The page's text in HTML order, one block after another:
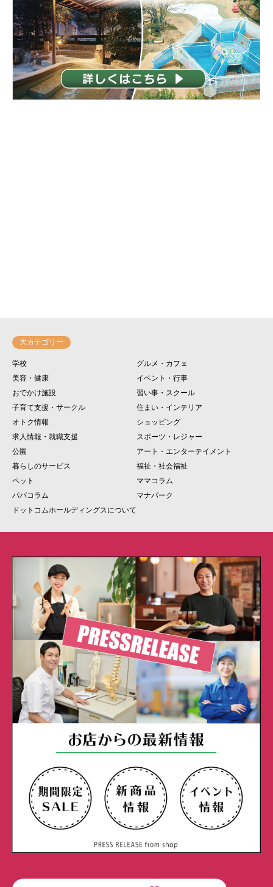
大カテゴリー
学校
グルメ・カフェ
美容・健康
イベント・行事
おでかけ施設
習い事・スクール
子育て支援・サークル
住まい・インテリア
オトク情報
ショッピング
求人情報・就職支援
スポーツ・レジャー
公園
アート・エンターテイメント
暮らしのサービス
福祉・社会福祉
ペット
ママコラム
パパコラム
マナパーク
ドットコムホールディングスについて